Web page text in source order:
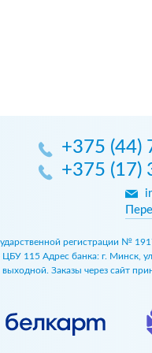
+375 (44)
+375 (17)
регистрации №
115 Адрес банка: г. Минск,
Заказы через сайт